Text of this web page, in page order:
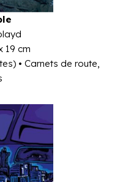
19 cm
• Carnets de route,